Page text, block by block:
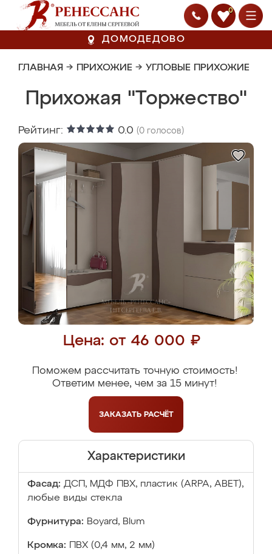
0
ДОМОДЕДОВО
ГЛАВНАЯ → ПРИХОЖИЕ → УГЛОВЫЕ ПРИХОЖИЕ
Прихожая "Торжество"
Рейтинг: 0.0 (0 голосов)
Цена: от 46 000 ₽
Поможем рассчитать точную стоимость!
Ответим менее, чем за 15 минут!
ЗАКАЗАТЬ РАСЧЁТ
Характеристики
Фасад: ДСП, МДФ ПВХ, пластик (ARPA, ABET),
любые виды стекла
Фурнитура: Boyard, Blum
Кромка: ПВХ (0,4 мм, 2 мм)